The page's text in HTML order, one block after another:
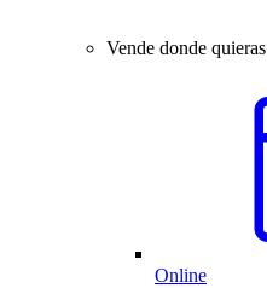
Vende donde quieras
Online